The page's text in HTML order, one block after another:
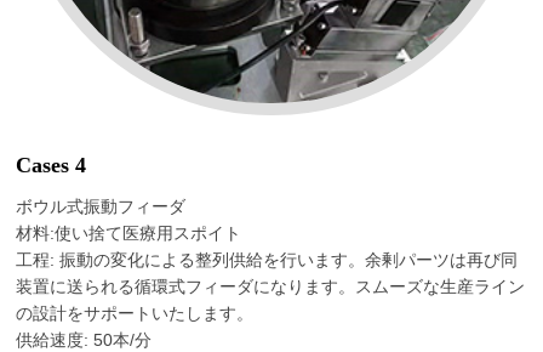
Cases 4
ボウル式振動フィーダ
材料:使い捨て医療用スポイト
工程: 振動の変化による整列供給を行います。余剰パーツは再び同
装置に送られる循環式フィーダになります。スムーズな生産ライン
の設計をサポートいたします。
供給速度: 50本/分